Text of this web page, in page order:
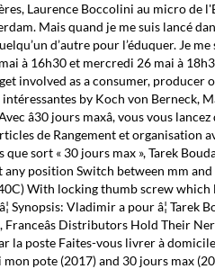
Laurence Boccolini au micro de
Mais quand je me suis lancé
d’autre pour l’éduquer. Je
à 16h30 et mercredi 26 mai à
involved as a consumer, producer
by Koch von Berneck,
â30 jours maxâ, vous vous
de Rangement et organisation
sort « 30 jours max », Tarek
any position Switch between mm
With locking thumb screw which
Synopsis: Vladimir a pour â¦
Distributors Hold Their
poste Faites-vous livrer à
pote (2017) and 30 jours max